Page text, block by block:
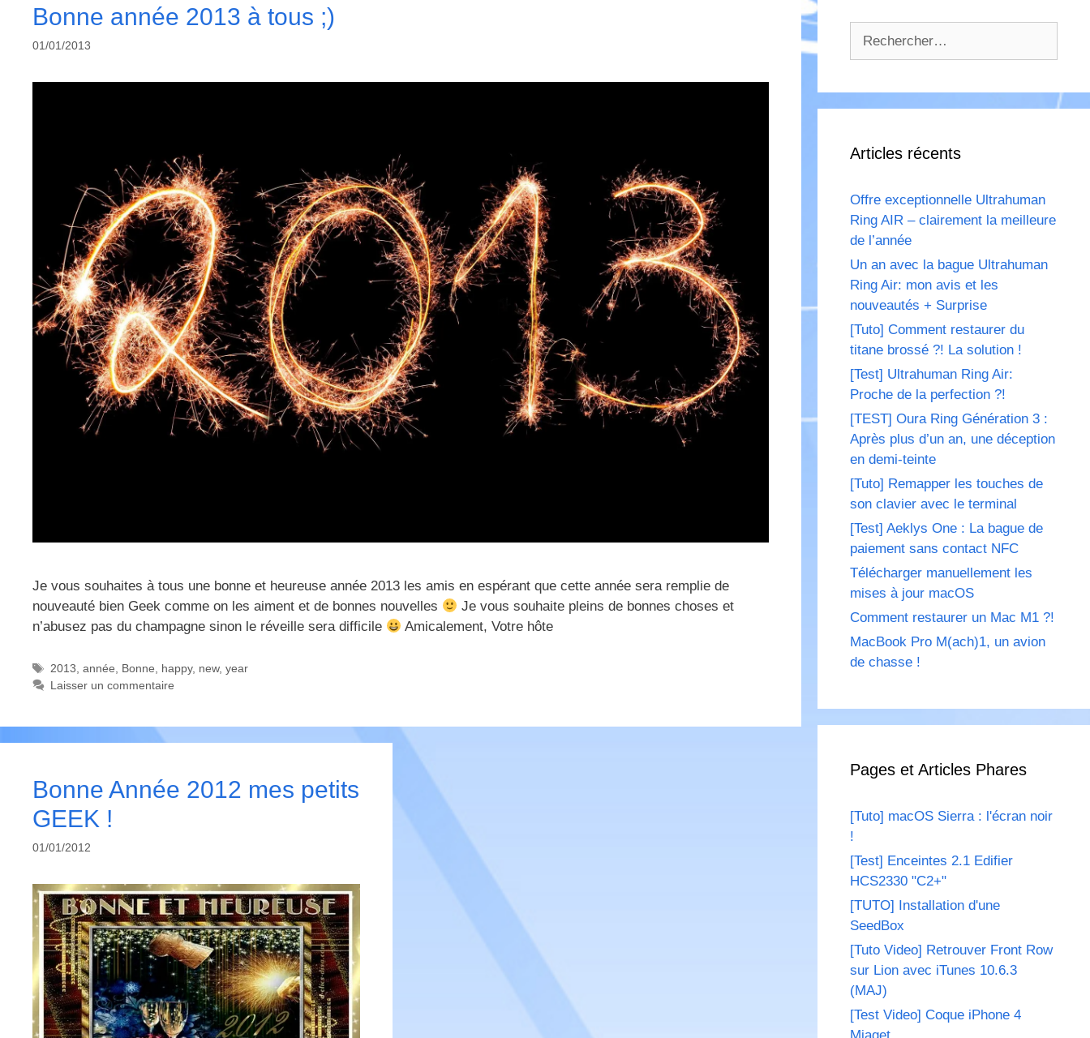
Bonne année 2013 à tous ;)
01/01/2013
Je vous souhaites à tous une bonne et heureuse année 2013 les amis en espérant que cette année sera remplie de
nouveauté bien Geek comme on les aiment et de bonnes nouvelles
Je vous souhaite pleins de bonnes choses et
n’abusez pas du champagne sinon le réveille sera difficile
Amicalement, Votre hôte
Étiquettes
2013 année Bonne happy, new, year
Laisser un commentaire
Bonne Année 2012 mes petits
GEEK !
01/01/2012
Articles récents
Offre exceptionnelle Ultrahuman
Ring AIR – clairement la meilleure
de l’année
Un an avec la bague Ultrahuman
Ring Air: mon avis et les
nouveautés + Surprise
[Tuto] Comment restaurer du
titane brossé ?! La solution !
[Test] Ultrahuman Ring Air:
Proche de la perfection ?!
[TEST] Oura Ring Génération 3 :
Après plus d’un an, une déception
en demi-teinte
[Tuto] Remapper les touches de
son clavier avec le terminal
[Test] Aeklys One : La bague de
paiement sans contact NFC
Télécharger manuellement les
mises à jour macOS
Comment restaurer un Mac M1 ?!
MacBook Pro M(ach)1, un avion
de chasse !
Pages et Articles Phares
[Tuto] macOS Sierra : l'écran noir
!
[Test] Enceintes 2.1 Edifier
HCS2330 "C2+"
[TUTO] Installation d'une
SeedBox
[Tuto Video] Retrouver Front Row
sur Lion avec iTunes 10.6.3
(MAJ)
[Test Video] Coque iPhone 4